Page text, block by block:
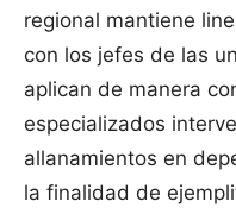
regional mantiene
con los jefes de las
aplican de manera
especializados
allanamientos en
la finalidad de